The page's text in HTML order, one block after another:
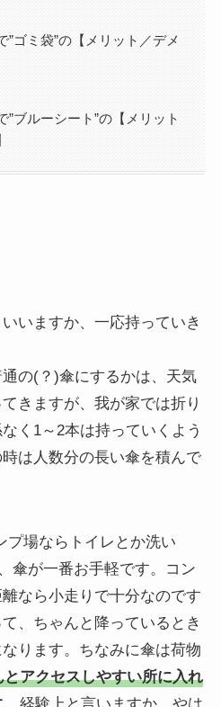
”ゴミ袋”の【メリット／デメ
”ブルーシート”の【メリット
いますか、一応持っていき
の(？)傘にするかは、天気
きますが、我が家では折り
く1～2本は持っていくよう
は人数分の長い傘を積んで
プ場ならトイレとか洗い
傘が一番お手軽です。コン
なら小走りで十分なのです
、ちゃんと降っているとき
ります。ちなみに傘は荷物
とアクセスしやすい所に入れ